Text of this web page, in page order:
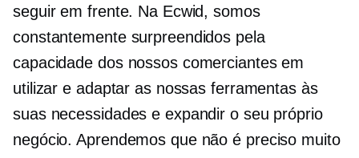
seguir em frente. Na Ecwid, somos
constantemente surpreendidos pela
capacidade dos nossos comerciantes em
utilizar e adaptar as nossas ferramentas às
suas necessidades e expandir o seu próprio
negócio. Aprendemos que não é preciso muito